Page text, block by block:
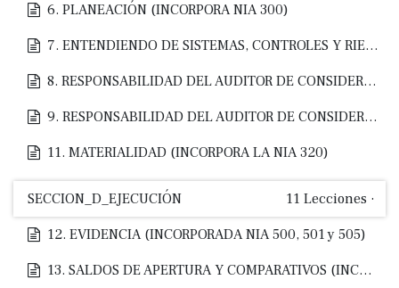
6. PLANEACIÓN (INCORPORA NIA 300)
7. ENTENDIENDO DE SISTEMAS, CONTROLES Y RIESGOS DE LA ENTIDAD (INCORPORA NIA 200, 315, 330 y 402)
8. RESPONSABILIDAD DEL AUDITOR DE CONSIDERAR FRAUDES (INCORPORA NIA 240)
9. RESPONSABILIDAD DEL AUDITOR DE CONSIDERAR LAS LEYES Y REGULACIONES (INCORPORA NIA 250)
11. MATERIALIDAD (INCORPORA LA NIA 320)
SECCION_D_EJECUCIÓN 11 Lecciones ·
12. EVIDENCIA (INCORPORADA NIA 500, 501 y 505)
13. SALDOS DE APERTURA Y COMPARATIVOS (INCORPORA LAS NIAS 510 Y 710)